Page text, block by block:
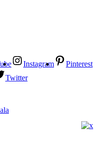
Instagram
Pinterest
Twitter